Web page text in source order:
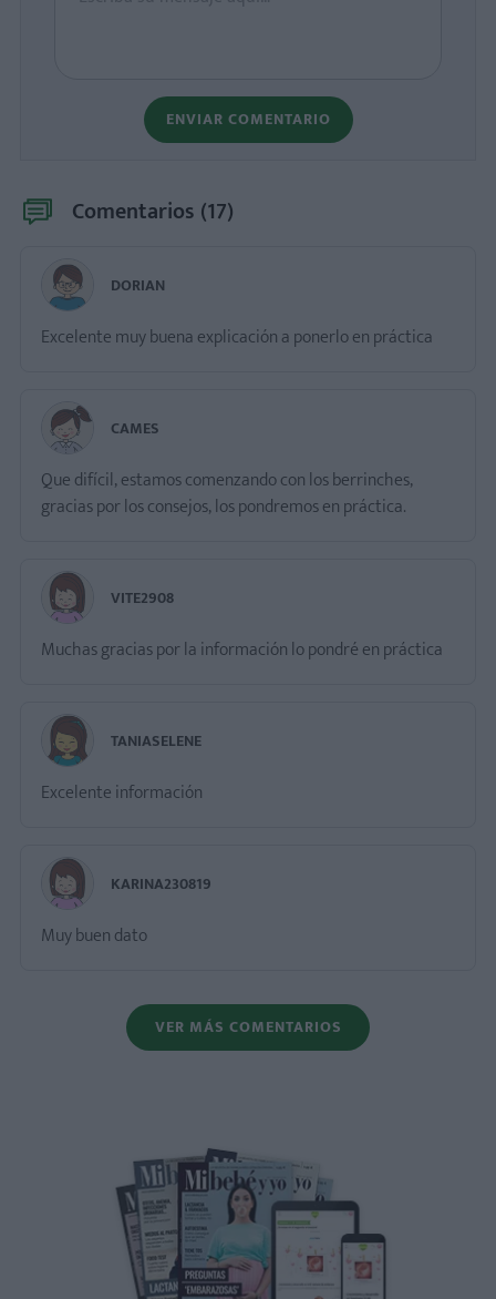
ENVIAR COMENTARIO
Comentarios (17)
DORIAN
Excelente muy buena explicación a ponerlo en práctica
CAMES
Que difícil, estamos comenzando con los berrinches,
gracias por los consejos, los pondremos en práctica.
VITE2908
Muchas gracias por la información lo pondré en práctica
TANIASELENE
Excelente información
KARINA230819
Muy buen dato
VER MÁS COMENTARIOS